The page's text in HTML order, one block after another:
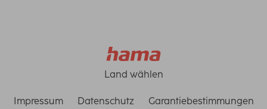
Land wählen
Impressum Datenschutz
Garantiebestimmungen